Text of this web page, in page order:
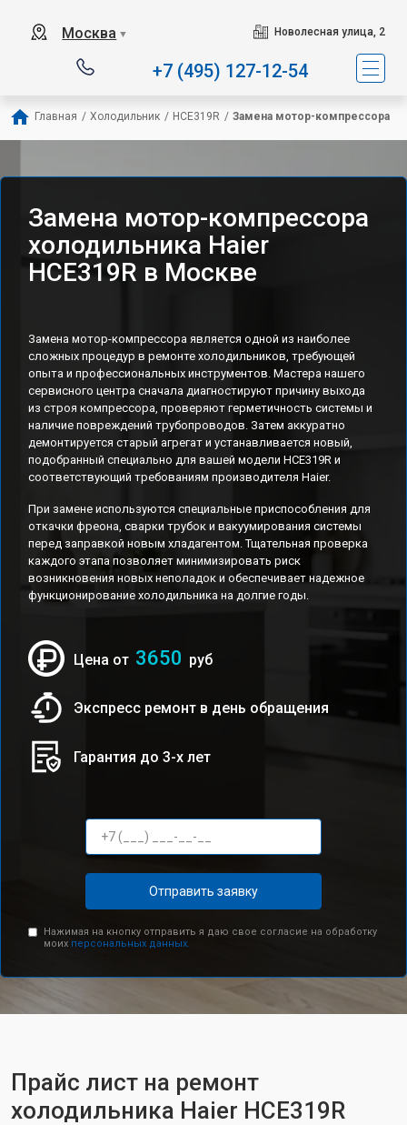
Москва ▼ Новолесная улица, 2
+7 (495) 127-12-54
Главная / Холодильник / HCE319R / Замена мотор-компрессора
Замена мотор-компрессора
холодильника Haier
HCE319R в Москве
Замена мотор-компрессора является одной из наиболее
сложных процедур в ремонте холодильников, требующей
опыта и профессиональных инструментов. Мастера нашего
сервисного центра сначала диагностируют причину выхода
из строя компрессора, проверяют герметичность системы и
наличие повреждений трубопроводов. Затем аккуратно
демонтируется старый агрегат и устанавливается новый,
подобранный специально для вашей модели HCE319R и
соответствующий требованиям производителя Haier.
При замене используются специальные приспособления для
откачки фреона, сварки трубок и вакуумирования системы
перед заправкой новым хладагентом. Тщательная проверка
каждого этапа позволяет минимизировать риск
возникновения новых неполадок и обеспечивает надежное
функционирование холодильника на долгие годы.
Цена от 3650 руб
Экспресс ремонт в день обращения
Гарантия до 3-х лет
Отправить заявку
Нажимая на кнопку отправить я даю свое согласие на обработку
моих персональных данных.
Прайс лист на ремонт
холодильника Haier HCE319R